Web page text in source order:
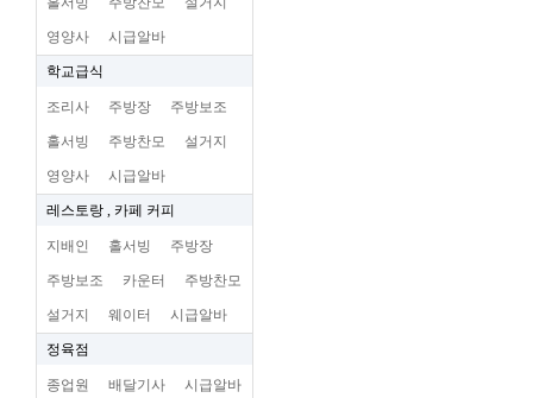
영양사 시급알바
학교급식
조리사 주방장 주방보조
홀서빙 주방찬모 설거지
영양사 시급알바
레스토랑 , 카페 커피
지배인 홀서빙 주방장
주방보조 카운터 주방찬모
설거지 웨이터 시급알바
정육점
종업원 배달기사 시급알바